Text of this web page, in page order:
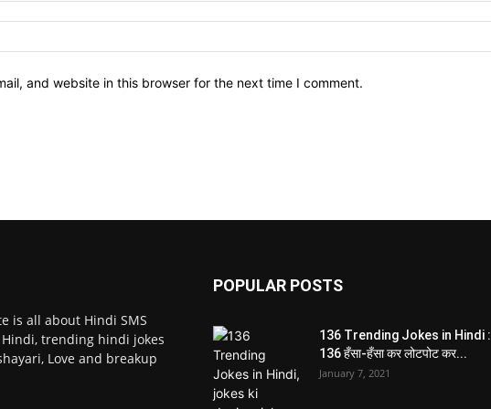
and website in this browser for the next time I comment.
is all about Hindi SMS
Hindi, trending hindi jokes
Love and breakup
POPULAR POSTS
136 Trending Jokes in Hindi :
136 हँसा-हँसा कर लोटपोट कर...
January 7, 2021